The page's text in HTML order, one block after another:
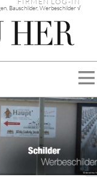
Bauschilder, Werbeschilder √